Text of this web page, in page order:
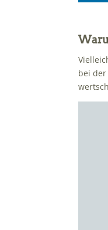
bei